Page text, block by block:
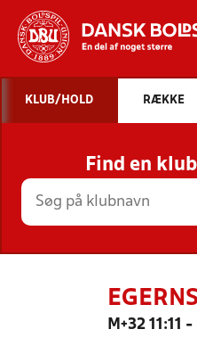
STILLINGER,
KLUB/HOLD RÆKKE
Find en
M+32 11:11